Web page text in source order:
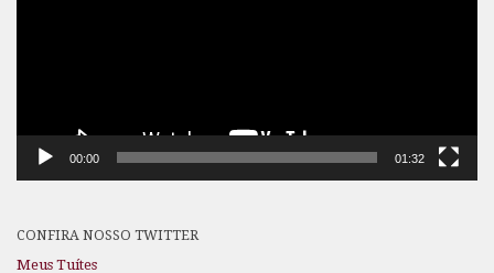
00:00 01:32
CONFIRA NOSSO TWITTER
Meus Tuítes